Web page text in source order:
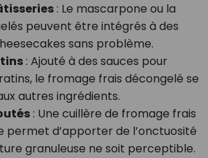
: Le mascarpone ou la
peuvent être intégrés à des
sans problème.
: Ajouté à des sauces pour
le fromage frais décongelé se
autres ingrédients.
: Une cuillère de fromage frais
permet d’apporter de l’onctuosité
granuleuse ne soit perceptible.